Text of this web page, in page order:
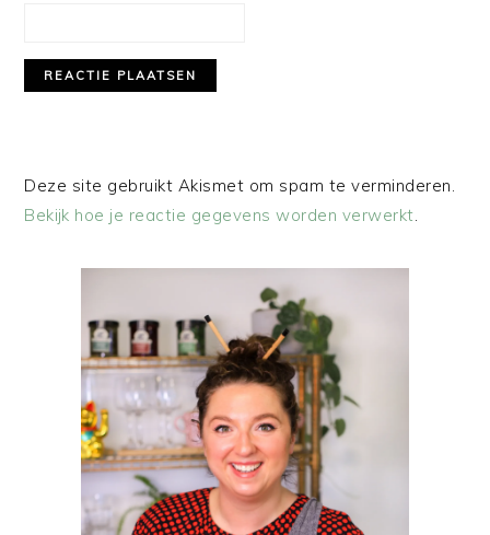
Deze site gebruikt Akismet om spam te verminderen.
Bekijk hoe je reactie gegevens worden verwerkt.